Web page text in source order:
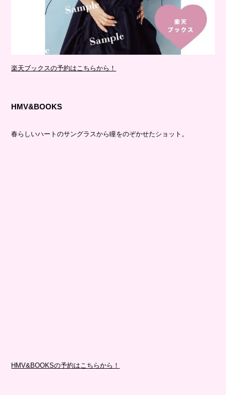
楽天ブックスの予約はこちらから！
HMV&BOOKS
春らしいハートのサングラスから瞳をのぞかせたショット。
HMV&BOOKSの予約はこちらから！